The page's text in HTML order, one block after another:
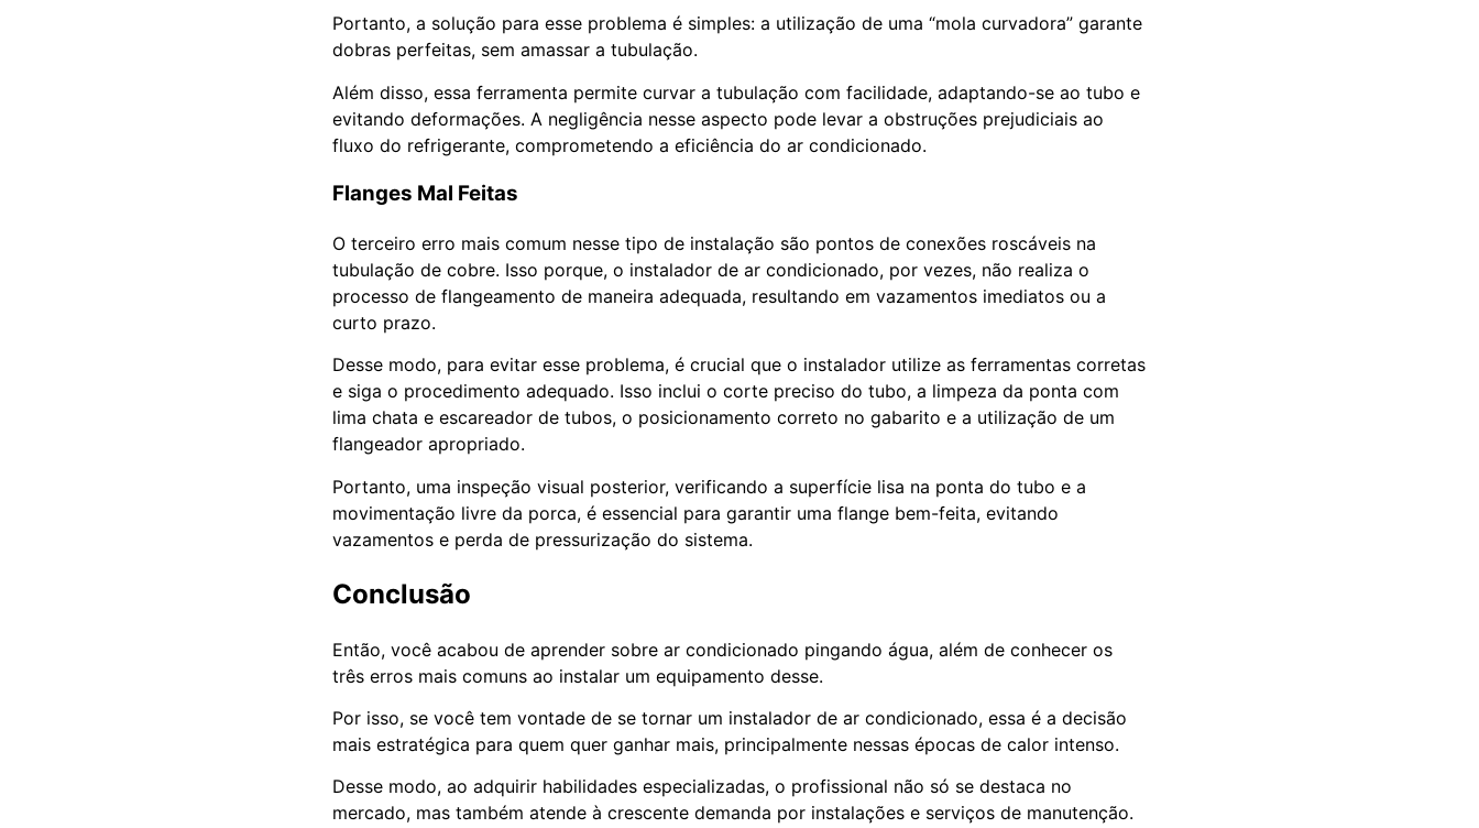
Portanto, a solução para esse problema é simples: a utilização de uma “mola curvadora” garante
dobras perfeitas, sem amassar a tubulação.
Além disso, essa ferramenta permite curvar a tubulação com facilidade, adaptando-se ao tubo e
evitando deformações. A negligência nesse aspecto pode levar a obstruções prejudiciais ao
fluxo do refrigerante, comprometendo a eficiência do ar condicionado.
Flanges Mal Feitas
O terceiro erro mais comum nesse tipo de instalação são pontos de conexões roscáveis na
tubulação de cobre. Isso porque, o instalador de ar condicionado, por vezes, não realiza o
processo de flangeamento de maneira adequada, resultando em vazamentos imediatos ou a
curto prazo.
Desse modo, para evitar esse problema, é crucial que o instalador utilize as ferramentas corretas
e siga o procedimento adequado. Isso inclui o corte preciso do tubo, a limpeza da ponta com
lima chata e escareador de tubos, o posicionamento correto no gabarito e a utilização de um
flangeador apropriado.
Portanto, uma inspeção visual posterior, verificando a superfície lisa na ponta do tubo e a
movimentação livre da porca, é essencial para garantir uma flange bem-feita, evitando
vazamentos e perda de pressurização do sistema.
Conclusão
Então, você acabou de aprender sobre ar condicionado pingando água, além de conhecer os
três erros mais comuns ao instalar um equipamento desse.
Por isso, se você tem vontade de se tornar um instalador de ar condicionado, essa é a decisão
mais estratégica para quem quer ganhar mais, principalmente nessas épocas de calor intenso.
Desse modo, ao adquirir habilidades especializadas, o profissional não só se destaca no
mercado, mas também atende à crescente demanda por instalações e serviços de manutenção.